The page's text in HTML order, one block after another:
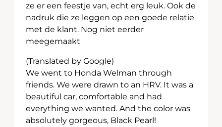
ze er een feestje van, echt erg leuk. Ook de
nadruk die ze leggen op een goede relatie
met de klant. Nog niet eerder
meegemaakt
(Translated by Google)
We went to Honda Welman through
friends. We were drawn to an HRV. It was a
beautiful car, comfortable and had
everything we wanted. And the color was
absolutely gorgeous, Black Pearl!